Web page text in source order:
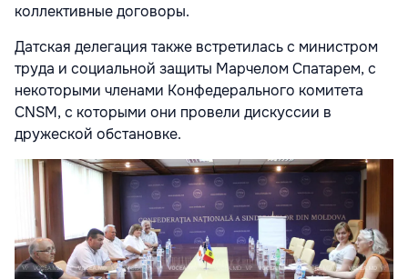
коллективные договоры.
Датская делегация также встретилась с министром
труда и социальной защиты Марчелом Спатарем, с
некоторыми членами Конфедерального комитета
CNSM, с кото­рыми они провели дискуссии в
дружеской обстановке.